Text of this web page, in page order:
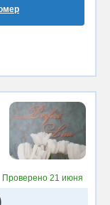
Проверено 21 июня